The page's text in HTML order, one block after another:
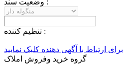
وضعيت سند :
تنظيم کننده :
برای ارتباط با آگهی دهنده کلیک نمایید
گروه خرید وفروش املاک